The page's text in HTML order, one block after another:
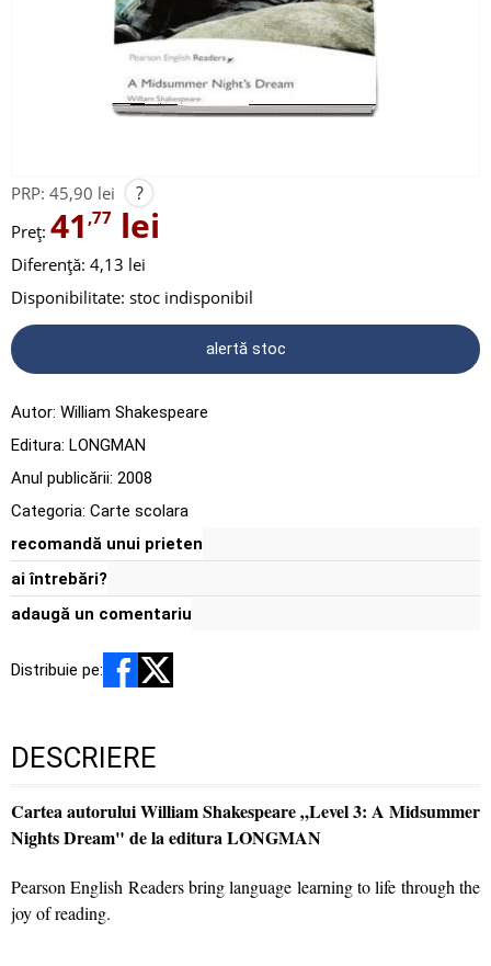
PRP: 45,90 lei ?
Preț: 41 ,77 lei
Diferență: 4,13 lei
Disponibilitate: stoc indisponibil
alertă stoc
Autor: William Shakespeare
Editura: LONGMAN
Anul publicării: 2008
Categoria: Carte scolara
recomandă unui prieten
ai întrebări?
adaugă un comentariu
Distribuie pe:
DESCRIERE
Cartea autorului William Shakespeare „Level 3: A Midsummer
Nights Dream" de la editura LONGMAN
Pearson English Readers bring language learning to life through the
joy of reading.